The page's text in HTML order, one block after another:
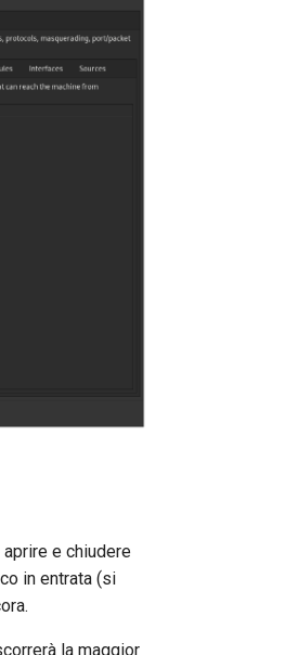
e chiudere
in entrata (si
la maggior